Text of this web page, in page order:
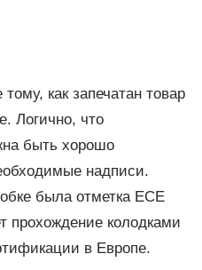
как запечатан товар
Логично, что
быть хорошо
надписи.
была отметка ЕСЕ
прохождение колодками
в Европе.